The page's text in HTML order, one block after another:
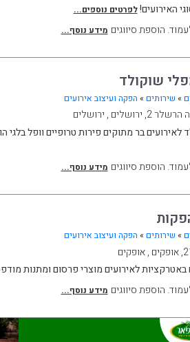
האירועים!לפרטים נוספים...
הוספת סיווגים מידע נוסף...
שוקולד
» שירותים » הפקה ועיצוב אירועים
, ירושלים
לאירועים בר מתוקים פירות טרופיים וופל
הוספת סיווגים מידע נוסף...
» שירותים » הפקה ועיצוב אירועים
לאירועים מוצרי פרסום ומתנות
הוספת סיווגים מידע נוסף...